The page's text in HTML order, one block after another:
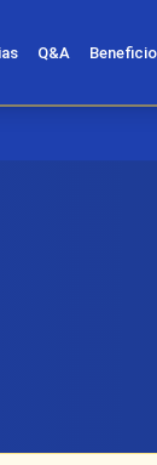
Q&A